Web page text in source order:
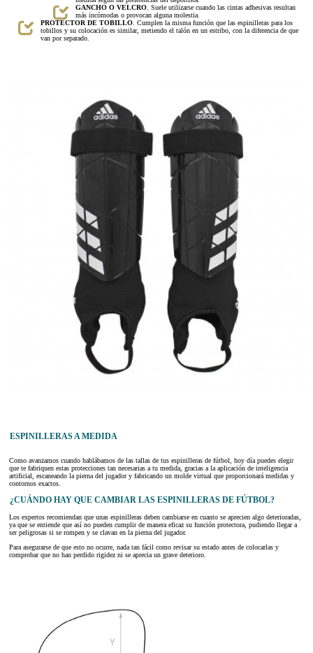
GANCHO O VELCRO . Suele utilizarse cuando las cintas adhesivas resultan
más incómodas o provocan alguna molestia.
PROTECTOR DE TOBILLO . Cumplen la misma función que las espinilleras para los
tobillos y su colocación es similar, metiendo el talón en un estribo, con la diferencia de que
van por separado.
ESPINILLERAS A MEDIDA
Como avanzamos cuando hablábamos de las tallas de tus espinilleras de fútbol, hoy día puedes elegir
que te fabriquen estas protecciones tan necesarias a tu medida, gracias a la aplicación de inteligencia
artificial, escaneando la pierna del jugador y fabricando un molde virtual que proporcionará medidas y
contornos exactos.
¿CUÁNDO HAY QUE CAMBIAR LAS ESPINILLERAS DE FÚTBOL?
Los expertos recomiendan que unas espinilleras deben cambiarse en cuanto se aprecien algo deterioradas,
ya que se entiende que así no pueden cumplir de manera eficaz su función protectora, pudiendo llegar a
ser peligrosas si se rompen y se clavan en la pierna del jugador.
Para asegurarse de que esto no ocurre, nada tan fácil como revisar su estado antes de colocarlas y
comprobar que no han perdido rigidez ni se aprecia un grave deterioro.